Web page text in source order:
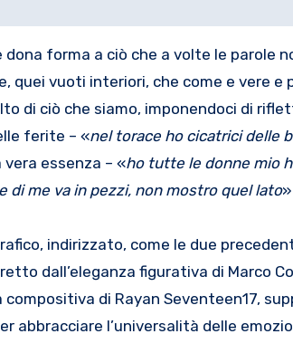
forma a ciò che a volte le parole
quei vuoti interiori, che come e vere
di ciò che siamo, imponendoci di
ferite – «nel torace ho cicatrici delle
essenza – «ho tutte le donne mio
di me va in pezzi, non mostro quel lato
indirizzato, come le due
dall’eleganza figurativa di Marco
compositiva di Rayan Seventeen17,
abbracciare l’universalità delle